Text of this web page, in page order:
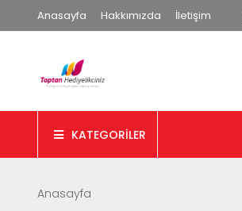
Anasayfa Hakkımızda İletişim
KATEGORİLER
Anasayfa